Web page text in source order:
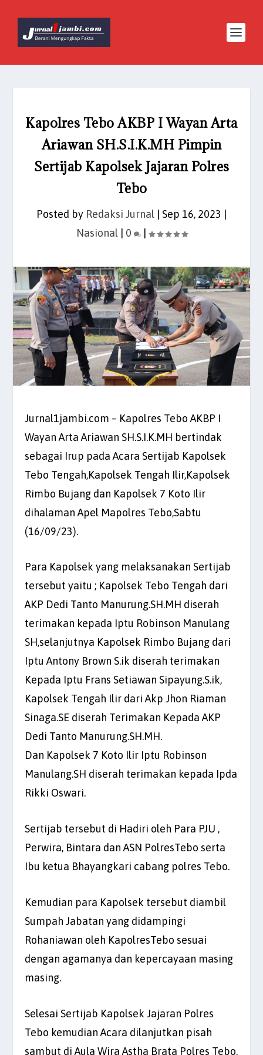
Kapolres Tebo AKBP I Wayan Arta
Ariawan SH.S.I.K.MH Pimpin
Sertijab Kapolsek Jajaran Polres
Tebo
Posted by Redaksi Jurnal Sep 16, 2023
Nasional| 0 |
Jurnal1jambi.com – Kapolres Tebo AKBP I
Wayan Arta Ariawan SH.S.I.K.MH bertindak
sebagai Irup pada Acara Sertijab Kapolsek
Tebo Tengah,Kapolsek Tengah Ilir,Kapolsek
Rimbo Bujang dan Kapolsek 7 Koto Ilir
dihalaman Apel Mapolres Tebo,Sabtu
(16/09/23).
Para Kapolsek yang melaksanakan Sertijab
tersebut yaitu ; Kapolsek Tebo Tengah dari
AKP Dedi Tanto Manurung.SH.MH diserah
terimakan kepada Iptu Robinson Manulang
SH,selanjutnya Kapolsek Rimbo Bujang dari
Iptu Antony Brown S.ik diserah terimakan
Kepada Iptu Frans Setiawan Sipayung.S.ik,
Kapolsek Tengah Ilir dari Akp Jhon Riaman
Sinaga.SE diserah Terimakan Kepada AKP
Dedi Tanto Manurung.SH.MH.
Dan Kapolsek 7 Koto Ilir Iptu Robinson
Manulang.SH diserah terimakan kepada Ipda
Rikki Oswari.
Sertijab tersebut di Hadiri oleh Para PJU ,
Perwira, Bintara dan ASN PolresTebo serta
Ibu ketua Bhayangkari cabang polres Tebo.
Kemudian para Kapolsek tersebut diambil
Sumpah Jabatan yang didampingi
Rohaniawan oleh KapolresTebo sesuai
dengan agamanya dan kepercayaan masing
masing.
Selesai Sertijab Kapolsek Jajaran Polres
Tebo kemudian Acara dilanjutkan pisah
sambut di Aula Wira Astha Brata Polres Tebo.